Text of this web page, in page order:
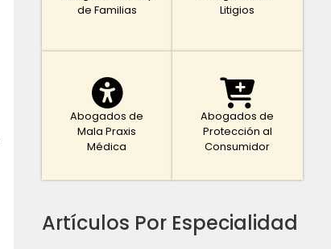
de Familias
Litigios
Abogados de
Mala Praxis
Médica
Abogados de
Protección al
Consumidor
Artículos Por Especialidad